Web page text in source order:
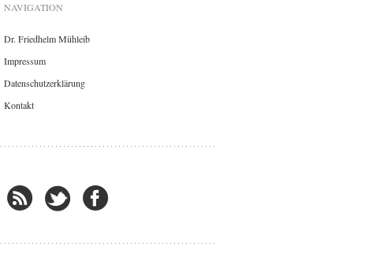
NAVIGATION
Dr. Friedhelm Mühleib
Impressum
Datenschutzerklärung
Kontakt